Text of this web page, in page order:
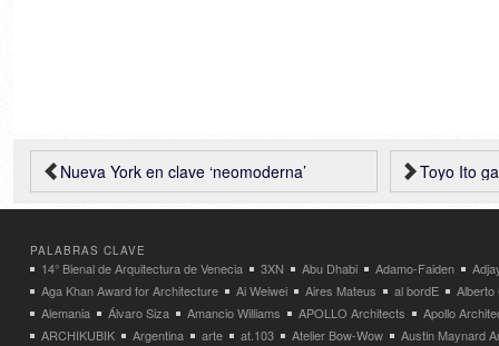
Toyo Ito ganador
Nueva York en clave ‘neomoderna’
PALABRAS CLAVE
14° Bienal de Arquitectura de Venecia 3XN Abu Dhabi Adamo-Faiden
Aga Khan Award for Architecture
Ai Weiwei Aires Mateus al bordE
Alberto
Alemania
Álvaro Siza Amancio Williams APOLLO Architects
Apollo
ARCHIKUBIK
Argentina arte at.103 Atelier Bow-Wow
Austin Maynard